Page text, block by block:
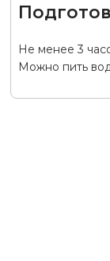
Не менее 3
Можно пить